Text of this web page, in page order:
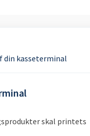
kasseterminal
skal printets